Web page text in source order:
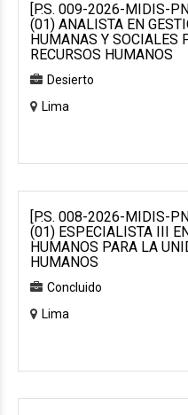
[P.S. 009-2026-MIDIS-
(01) ANALISTA EN
HUMANAS Y SOCIALES
RECURSOS HUMANOS
Desierto
Lima
[P.S. 008-2026-MIDIS-
(01) ESPECIALISTA III
HUMANOS PARA LA
HUMANOS
Concluido
Lima